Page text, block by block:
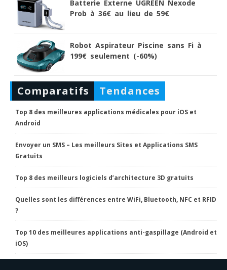
Batterie Externe UGREEN Nexode
Prob à 36€ au lieu de 59€
Robot Aspirateur Piscine sans Fi à
199€ seulement (-60%)
Comparatifs Tendances
Top 8 des meilleures applications médicales pour iOS et
Android
Envoyer un SMS – Les meilleurs Sites et Applications SMS
Gratuits
Top 8 des meilleurs logiciels d’architecture 3D gratuits
Quelles sont les différences entre WiFi, Bluetooth, NFC et RFID
?
Top 10 des meilleures applications anti-gaspillage (Android et
iOS)